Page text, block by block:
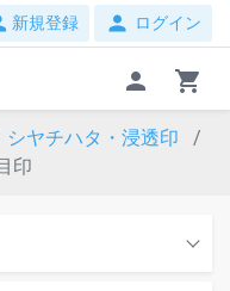
新規登録 person ログイン
person shopping_cart
シヤチハタ・浸透印
印